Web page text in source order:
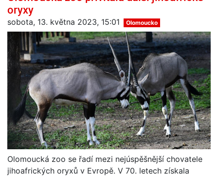
oryxy
sobota, 13. května 2023, 15:01 Olomoucko
Olomoucká zoo se řadí mezi nejúspěšnější chovatele
jihoafrických oryxů v Evropě. V 70. letech získala